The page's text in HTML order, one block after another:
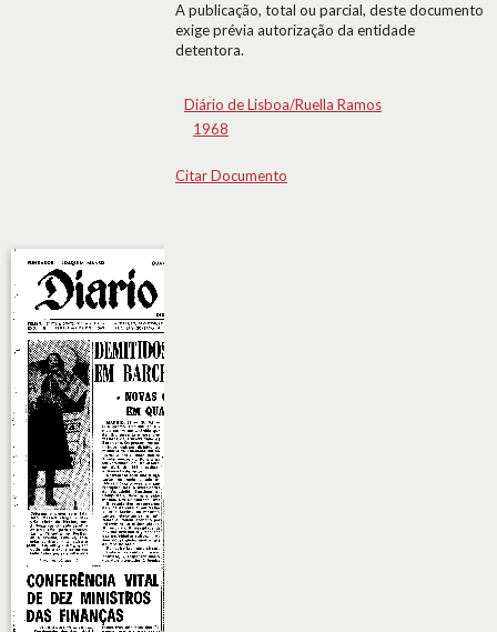
A publicação, total ou parcial, deste documento
exige prévia autorização da entidade
detentora.
Diário de Lisboa/Ruella Ramos
1968
Citar Documento